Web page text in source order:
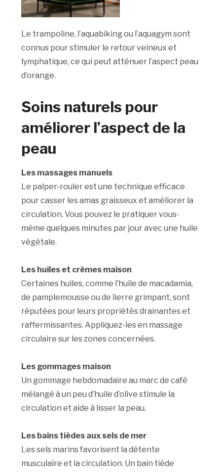
Le trampoline, l’aquabiking ou l’aquagym sont
connus pour stimuler le retour veineux et
lymphatique, ce qui peut atténuer l’aspect peau
d’orange.
Soins naturels pour
améliorer l’aspect de la
peau
Les massages manuels
Le palper-rouler est une technique efficace
pour casser les amas graisseux et améliorer la
circulation. Vous pouvez le pratiquer vous-
même quelques minutes par jour avec une huile
végétale.
Les huiles et crèmes maison
Certaines huiles, comme l’huile de macadamia,
de pamplemousse ou de lierre grimpant, sont
réputées pour leurs propriétés drainantes et
raffermissantes. Appliquez-les en massage
circulaire sur les zones concernées.
Les gommages maison
Un gommage hebdomadaire au marc de café
mélangé à un peu d’huile d’olive stimule la
circulation et aide à lisser la peau.
Les bains tièdes aux sels de mer
Les sels marins favorisent la détente
musculaire et la circulation. Un bain tiède